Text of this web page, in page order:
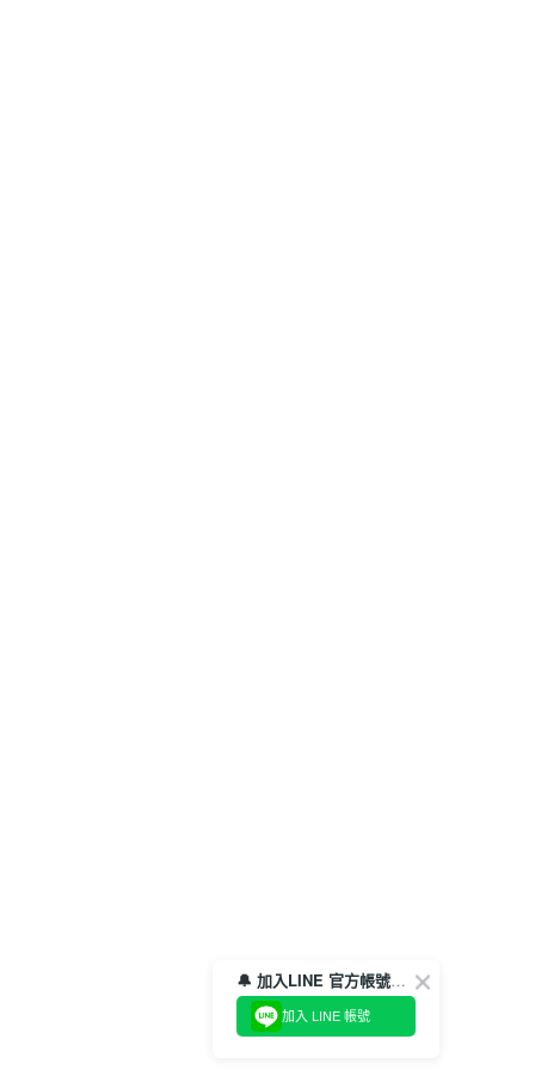
🔔 加入LINE 官方帳號，領取$100折價券！
加入 LINE 帳號